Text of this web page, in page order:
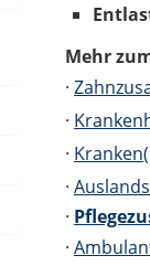
Mehr
·
·
·
·
·
·